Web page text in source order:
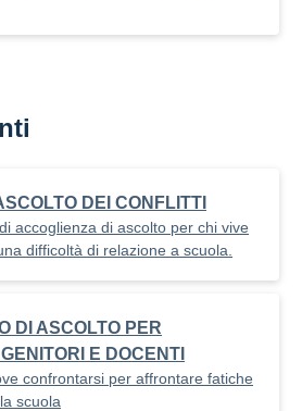
DEI CONFLITTI
accoglienza di ascolto per chi vive
difficoltà di relazione a scuola.
DI ASCOLTO PER
E DOCENTI
confrontarsi per affrontare fatiche
scuola